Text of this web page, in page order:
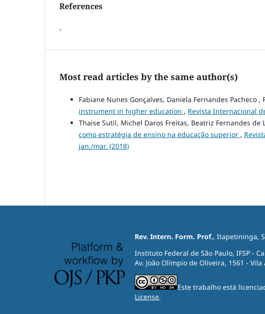
References
-
Most read articles by the same author(s)
Fabiane Nunes Gonçalves, Daniela Fernandes Pacheco
instrument in higher education , Revista Internacional
Thaise Sutil, Michel Daros Freitas, Beatriz Fernandes
como estratégia de ensino na educação superior ,
jan./mar. (2018)
Rev. Intern. Form. Prof., Itapetininga,
Instituto Federal de São Paulo, IFSP -
Av. João Olímpio de Oliveira, 1561 -
Este trabalho está
License.